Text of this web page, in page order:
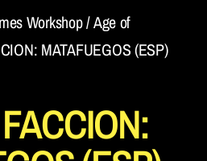
Workshop/Age of
MATAFUEGOS (ESP)